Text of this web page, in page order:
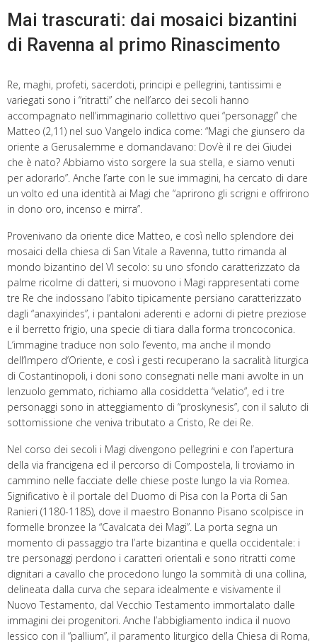
Mai trascurati: dai mosaici bizantini
di Ravenna al primo Rinascimento
Re, maghi, profeti, sacerdoti, principi e pellegrini, tantissimi e
variegati sono i “ritratti” che nell’arco dei secoli hanno
accompagnato nell’immaginario collettivo quei “personaggi” che
Matteo (2,11) nel suo Vangelo indica come: “Magi che giunsero da
oriente a Gerusalemme e domandavano: Dov’è il re dei Giudei
che è nato? Abbiamo visto sorgere la sua stella, e siamo venuti
per adorarlo”. Anche l’arte con le sue immagini, ha cercato di dare
un volto ed una identità ai Magi che “aprirono gli scrigni e offrirono
in dono oro, incenso e mirra”.
Provenivano da oriente dice Matteo, e così nello splendore dei
mosaici della chiesa di San Vitale a Ravenna, tutto rimanda al
mondo bizantino del VI secolo: su uno sfondo caratterizzato da
palme ricolme di datteri, si muovono i Magi rappresentati come
tre Re che indossano l’abito tipicamente persiano caratterizzato
dagli “anaxyirides”, i pantaloni aderenti e adorni di pietre preziose
e il berretto frigio, una specie di tiara dalla forma troncoconica.
L’immagine traduce non solo l’evento, ma anche il mondo
dell’Impero d’Oriente, e così i gesti recuperano la sacralità liturgica
di Costantinopoli, i doni sono consegnati nelle mani avvolte in un
lenzuolo gemmato, richiamo alla cosiddetta “velatio”, ed i tre
personaggi sono in atteggiamento di “proskynesis”, con il saluto di
sottomissione che veniva tributato a Cristo, Re dei Re.
Nel corso dei secoli i Magi divengono pellegrini e con l’apertura
della via francigena ed il percorso di Compostela, li troviamo in
cammino nelle facciate delle chiese poste lungo la via Romea.
Significativo è il portale del Duomo di Pisa con la Porta di San
Ranieri (1180-1185), dove il maestro Bonanno Pisano scolpisce in
formelle bronzee la “Cavalcata dei Magi”. La porta segna un
momento di passaggio tra l’arte bizantina e quella occidentale: i
tre personaggi perdono i caratteri orientali e sono ritratti come
dignitari a cavallo che procedono lungo la sommità di una collina,
delineata dalla curva che separa idealmente e visivamente il
Nuovo Testamento, dal Vecchio Testamento immortalato dalle
immagini dei progenitori. Anche l’abbigliamento indica il nuovo
lessico con il “pallium”, il paramento liturgico della Chiesa di Roma,